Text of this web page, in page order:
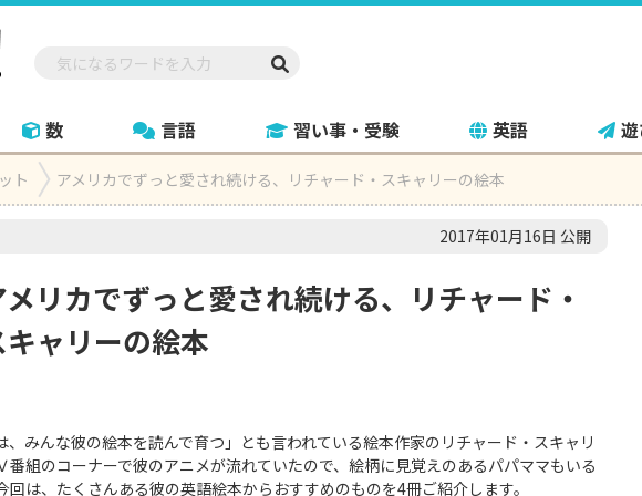
数 言語 習い事・受験 英語
ト アメリカでずっと愛され続ける、リチャード・スキャリーの絵本
2017年01月16日 公開
メリカでずっと愛され続ける、リチャード・
キャリーの絵本
、みんな彼の絵本を読んで育つ」とも言われている絵本作家のリチャード・スキャリ
番組のコーナーで彼のアニメが流れていたので、絵柄に見覚えのあるパパママもいる
回は、たくさんある彼の英語絵本からおすすめのものを4冊ご紹介します。